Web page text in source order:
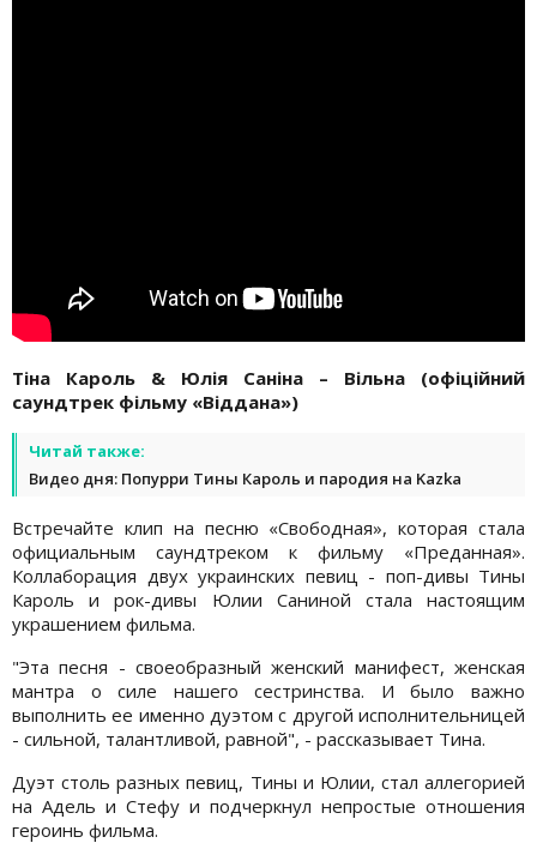
Тіна Кароль & Юлія Саніна – Вільна (офіційний
саундтрек фільму «Віддана»)
Читай также:
Видео дня: Попурри Тины Кароль и пародия на Kazka
Встречайте клип на песню «Свободная», которая стала
официальным саундтреком к фильму «Преданная».
Коллаборация двух украинских певиц - поп-дивы Тины
Кароль и рок-дивы Юлии Саниной стала настоящим
украшением фильма.
"Эта песня - своеобразный женский манифест, женская
мантра о силе нашего сестринства. И было важно
выполнить ее именно дуэтом с другой исполнительницей
- сильной, талантливой, равной", - рассказывает Тина.
Дуэт столь разных певиц, Тины и Юлии, стал аллегорией
на Адель и Стефу и подчеркнул непростые отношения
героинь фильма.